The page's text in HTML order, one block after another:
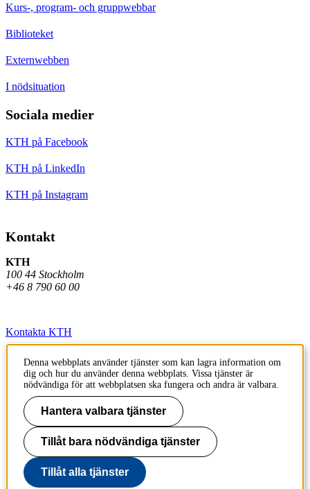
Kurs-, program- och gruppwebbar
Biblioteket
Externwebben
I nödsituation
Sociala medier
KTH på Facebook
KTH på LinkedIn
KTH på Instagram
Kontakt
KTH
100 44 Stockholm
+46 8 790 60 00
Kontakta KTH
Jobba på KTH
Press och media
Faktura och betalning KTH
Om KTH:s webbplatser
Tillgänglighetsredogörelse
Denna webbplats använder tjänster som kan lagra information om
dig och hur du använder denna webbplats. Vissa tjänster är
nödvändiga för att webbplatsen ska fungera och andra är valbara.
Hantera valbara tjänster
Tillåt bara nödvändiga tjänster
Tillåt alla tjänster